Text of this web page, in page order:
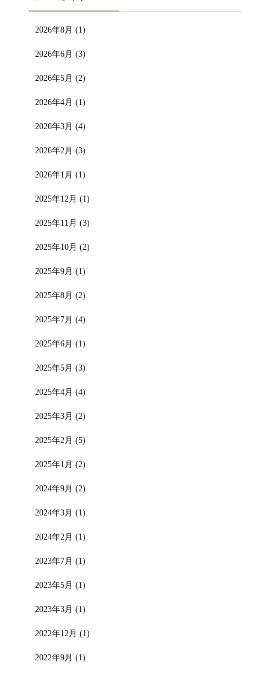
2026年8月 (1)
2026年6月 (3)
2026年5月 (2)
2026年4月 (1)
2026年3月 (4)
2026年2月 (3)
2026年1月 (1)
2025年12月 (1)
2025年11月 (3)
2025年10月 (2)
2025年9月 (1)
2025年8月 (2)
2025年7月 (4)
2025年6月 (1)
2025年5月 (3)
2025年4月 (4)
2025年3月 (2)
2025年2月 (5)
2025年1月 (2)
2024年9月 (2)
2024年3月 (1)
2024年2月 (1)
2023年7月 (1)
2023年5月 (1)
2023年3月 (1)
2022年12月 (1)
2022年9月 (1)